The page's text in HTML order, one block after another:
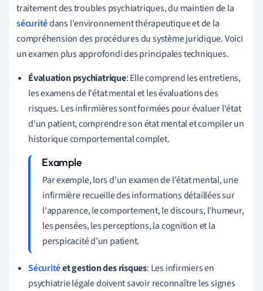
traitement des troubles psychiatriques, du maintien de la
sécuritédans l'environnement thérapeutique et de la
compréhension des procédures du système juridique. Voici
un examen plus approfondi des principales techniques.
Évaluation psychiatrique: Elle comprend les entretiens,
les examens de l'état mental et les évaluations des
risques. Les infirmières sont formées pour évaluer l'état
d'un patient, comprendre son état mental et compiler un
historique comportemental complet.
Par exemple, lors d'un examen de l'état mental, une
infirmière recueille des informations détaillées sur
l'apparence, le comportement, le discours, l'humeur,
les pensées, les perceptions, la cognition et la
perspicacité d'un patient.
Sécuritéet gestion des risques: Les infirmiers en
psychiatrie légale doivent savoir reconnaître les signes